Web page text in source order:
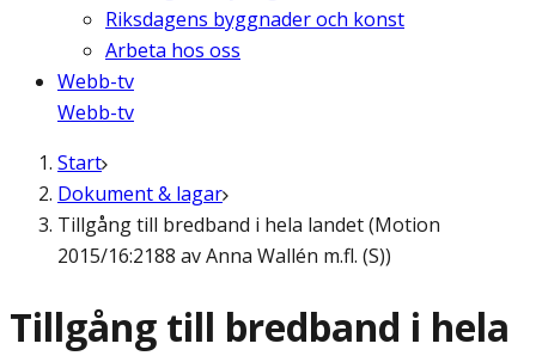
Riksdagens byggnader och konst
Arbeta hos oss
Webb-tv
Webb-tv
Start
Dokument & lagar
Tillgång till bredband i hela landet (Motion
2015/16:2188 av Anna Wallén m.fl. (S))
Tillgång till bredband i hela